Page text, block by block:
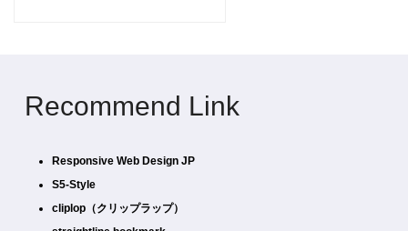
Recommend Link
Responsive Web Design JP
S5-Style
cliplop（クリップラップ）